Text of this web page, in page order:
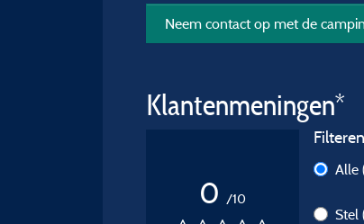
Neem contact op met de
Klantenmeningen*
0 /10
Alle
Stel